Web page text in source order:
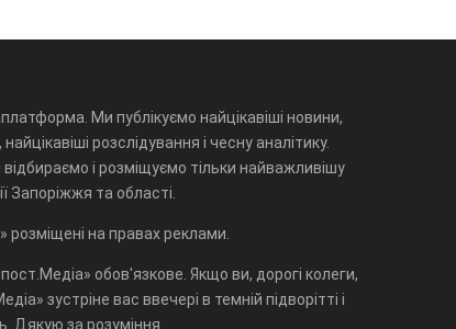
Ми публікуємо найцікавіші новини,
розслідування і чесну аналітику.
і розміщуємо тільки найважливішу
Запоріжжя та області.
розміщені на правах реклами.
обов'язкове. Якщо ви, дорогі колеги,
зустріне вас ввечері в темній підворітті і
Дякую за розуміння.